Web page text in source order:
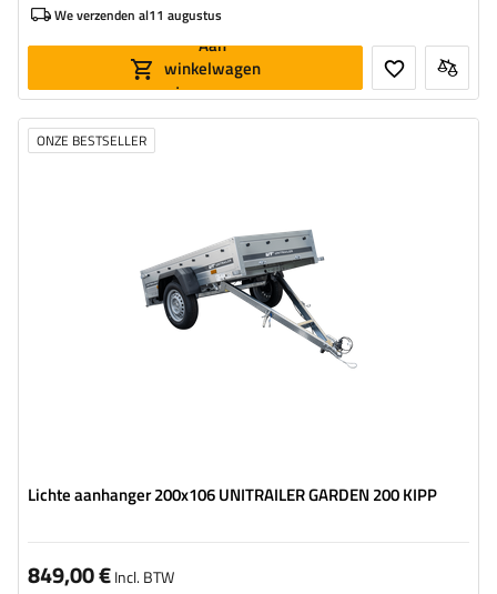
We verzenden al11 augustus
Aan
winkelwagen
toevoegen
ONZE BESTSELLER
Lichte aanhanger 200x106 UNITRAILER GARDEN 200 KIPP
MTM max.:
1 as ongeremd 750 kg
1
hoog draagvermogen
849,00 €Incl. BTW